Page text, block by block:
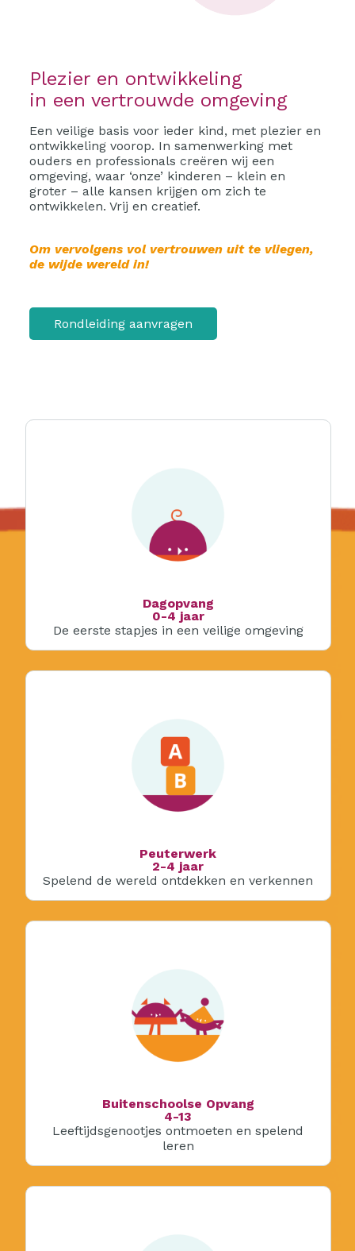
Plezier en ontwikkeling
in een vertrouwde omgeving
Een veilige basis voor ieder kind, met plezier en
ontwikkeling voorop. In samenwerking met
ouders en professionals creëren wij een
omgeving, waar ‘onze’ kinderen – klein en
groter – alle kansen krijgen om zich te
ontwikkelen. Vrij en creatief.
Om vervolgens vol vertrouwen uit te vliegen,
de wijde wereld in!
Rondleiding aanvragen
Dagopvang
0-4 jaar
De eerste stapjes in een veilige omgeving
Peuterwerk
2-4 jaar
Spelend de wereld ontdekken en verkennen
Buitenschoolse Opvang
4-13
Leeftijdsgenootjes ontmoeten en spelend
leren